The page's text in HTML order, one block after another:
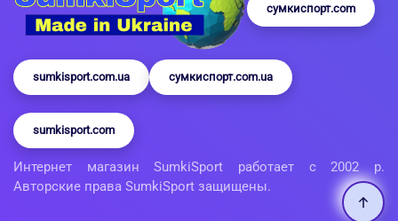
сумкиспорт.com
sumkisport.com.ua сумкиспорт.com.ua
sumkisport.com
Интернет магазин SumkiSport работает с 2002 р.
Авторские права SumkiSport защищены.